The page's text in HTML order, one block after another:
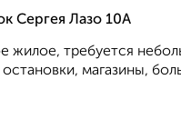
Сергея Лазо 10А
жилое, требуется
магазины,